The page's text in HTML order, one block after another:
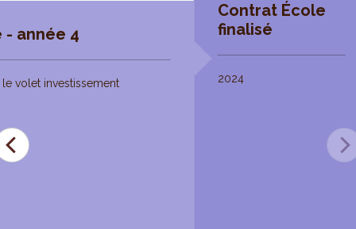
année 4
volet investissement
Contrat École
finalisé
2024